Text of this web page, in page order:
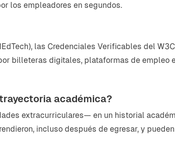
los empleadores en segundos.
las Credenciales Verificables del
billeteras digitales, plataformas de empleo
académica?
extracurriculares— en un historial
incluso después de egresar, y